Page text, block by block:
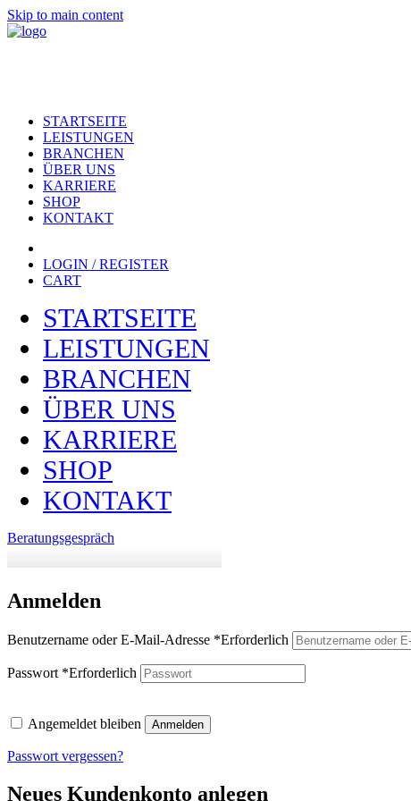
Skip to main content
STARTSEITE
LEISTUNGEN
BRANCHEN
ÜBER UNS
KARRIERE
SHOP
KONTAKT
LOGIN / REGISTER
CART
STARTSEITE
LEISTUNGEN
BRANCHEN
ÜBER UNS
KARRIERE
SHOP
KONTAKT
Beratungsgespräch
Anmelden
Benutzername oder E-Mail-Adresse *Erforderlich
Passwort *Erforderlich
Angemeldet bleiben Anmelden
Passwort vergessen?
Neues Kundenkonto anlegen